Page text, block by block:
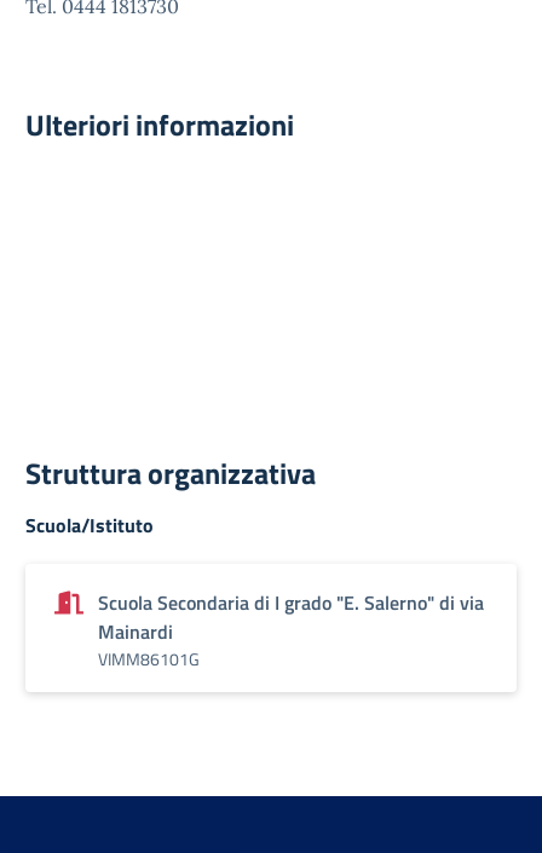
Tel. 0444 1813730
Ulteriori informazioni
Struttura organizzativa
Scuola/Istituto
Scuola Secondaria di I grado "E. Salerno" di via
Mainardi
VIMM86101G